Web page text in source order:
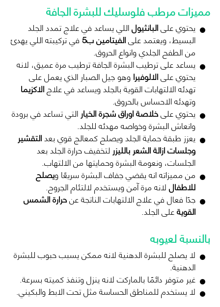
مميزات مرطب فلوسليك للبشرة الجافة
يحتوي علىالبانثيولاللي يساعد في علاج تمدد الجلد
البسيط، ويعتمد علىالفيتامين ب5 في تركيبته اللي يهدئ
من الطفح الجلدي وانواع الحروق.
يساعد على ترطيب البشرة الجافة ترطيب مرة عميق، لانه
يحتوي علىالالوفيراوهو جيل الصبار الذي يعمل على
تهدئه الالتهابات القوية بالجلد ويساعد في علاجالاكزيما
وتهدئه الاحساس بالحروق.
يحتوي علىخلاصة اوراق شجرة الخيار التي تساعد في برودة
وانعاش البشرة وخواصه مهدئه للجلد.
يعزز طبقة حماية الجلد ويصلح كمعالج قوي بعدالتقشير
وجلسات ازالة الشعر بالليزر لتخفيف حرارة الجلد بعد
الجلسات، ونعومة البشرة وحمايتها من الالتهاب.
من مميزاته انه يقضي جفاف البشرة سريعًا ويصلح
للاطفاللانه مرة آمن ويستخدم لالتئام الجروح.
جدًا فعال في علاج الالتهابات الناتجة عنحرارة الشمس
القويةعلى الجلد.
بالنسبة لعيوبه
لا يصلح للبشرة الدهنية لانه ممكن يسبب حبوب للبشرة
الدهنية.
غير متوفر دائمًا بالماركت لانه ينزل وتنفذ كميته بسرعة.
لا يستخدم للمناطق الحساسة مثل تحت الابط والبكيني.